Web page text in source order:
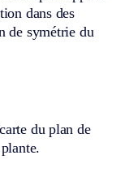
dans des
de symétrie du
du plan de